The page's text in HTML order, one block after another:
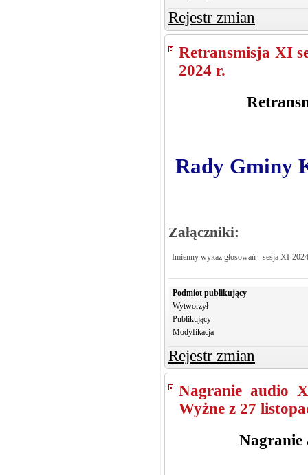
Rejestr zmian
Retransmisja XI
2024 r.
Rady Gminy
Załączniki:
Imienny wykaz głosowań - sesja XI-2024
Podmiot publikujący
Wytworzył
Publikujący
Modyfikacja
Rejestr zmian
Nagranie audio
Wyżne z 27
Nagranie